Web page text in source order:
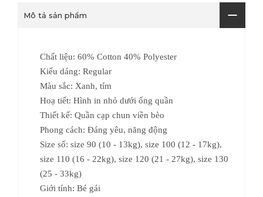
Mô tả sản phẩm
Chất liệu: 60% Cotton 40% Polyester
Kiểu dáng: Regular
Màu sắc: Xanh, tím
Hoạ tiết: Hình in nhỏ dưới ống quần
Thiết kế: Quần cạp chun viền bèo
Phong cách: Đáng yêu, năng động
Size số: size 90 (10 - 13kg), size 100 (12 - 17kg),
size 110 (16 - 22kg), size 120 (21 - 27kg), size 130
(25 - 33kg)
Giới tính: Bé gái